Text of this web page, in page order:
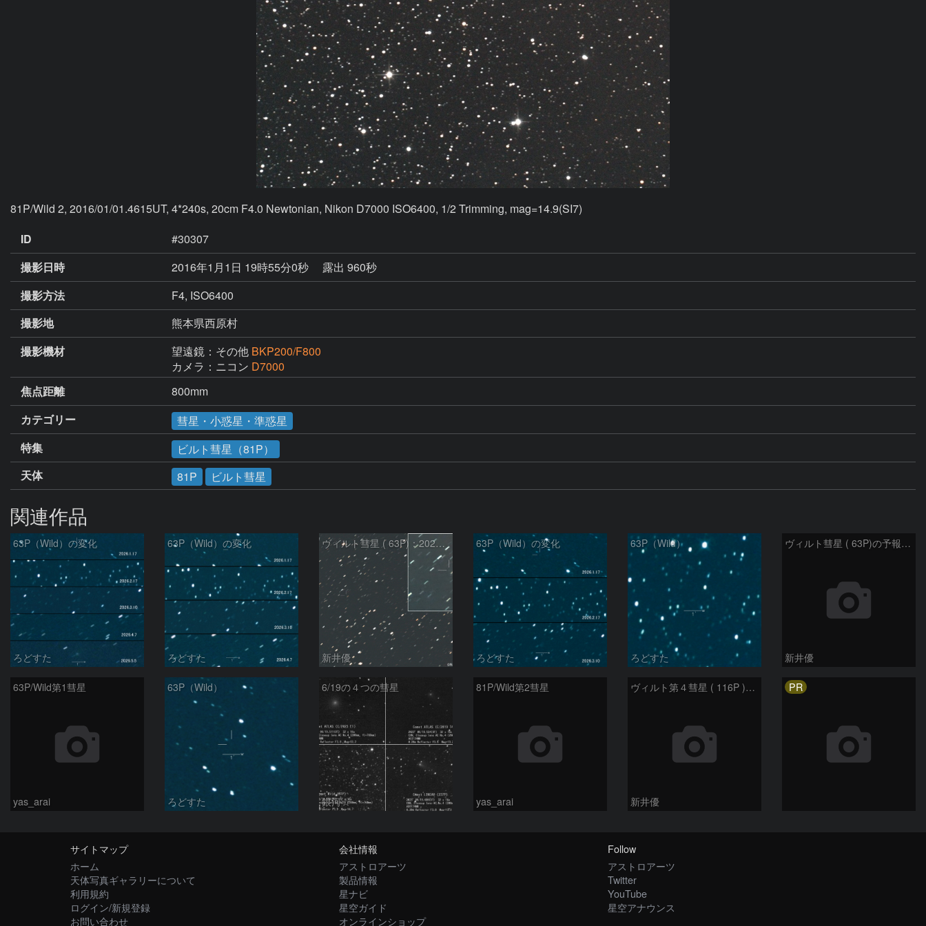
81P/Wild 2, 2016/01/01.4615UT, 4*240s, 20cm F4.0 Newtonian, Nikon D7000 ISO6400, 1/2 Trimming, mag=14.9(SI7)
ID
#30307
撮影日時
2016年1月1日 19時55分0秒
露出 960秒
撮影方法
F4, ISO6400
撮影地
熊本県西原村
撮影機材
望遠鏡：その他 BKP200/F800
カメラ：ニコン D7000
焦点距離
800mm
カテゴリー
彗星・小惑星・準惑星
特集
ビルト彗星（81P）
天体
81P ビルト彗星
関連作品
63P（Wild）の変化
ろどすた
63P（Wild）の変化
ろどすた
ヴィルト彗星 ( 63P)：2026/03/21
新井優
63P（Wild）の変化
ろどすた
63P（Wild）
ろどすた
ヴィルト彗星 ( 63P)の予報位置：2026/01/27
新井優
63P/Wild第1彗星
yas_arai
63P（Wild）
ろどすた
6/19の４つの彗星
銀河☆
81P/Wild第2彗星
yas_arai
ヴィルト第４彗星 ( 116P )：2023/05/17
新井優
PR
サイトマップ
ホーム
天体写真ギャラリーについて
利用規約
ログイン/新規登録
お問い合わせ
会社情報
アストロアーツ
製品情報
星ナビ
星空ガイド
オンラインショップ
Follow
アストロアーツ
Twitter
YouTube
星空アナウンス